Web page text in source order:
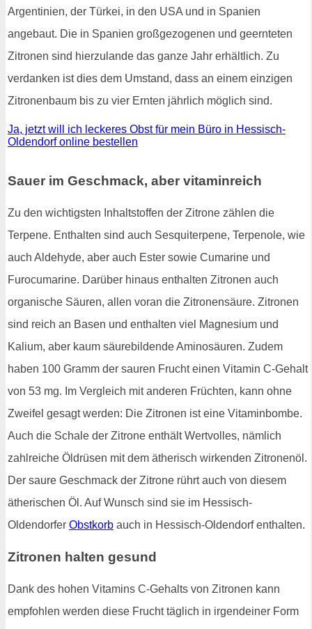
Argentinien, der Türkei, in den USA und in Spanien
angebaut. Die in Spanien großgezogenen und geernteten
Zitronen sind hierzulande das ganze Jahr erhältlich. Zu
verdanken ist dies dem Umstand, dass an einem einzigen
Zitronenbaum bis zu vier Ernten jährlich möglich sind.
Ja, jetzt will ich leckeres Obst für mein Büro in Hessisch-
Oldendorf online bestellen
Sauer im Geschmack, aber vitaminreich
Zu den wichtigsten Inhaltstoffen der Zitrone zählen die
Terpene. Enthalten sind auch Sesquiterpene, Terpenole, wie
auch Aldehyde, aber auch Ester sowie Cumarine und
Furocumarine. Darüber hinaus enthalten Zitronen auch
organische Säuren, allen voran die Zitronensäure. Zitronen
sind reich an Basen und enthalten viel Magnesium und
Kalium, aber kaum säurebildende Aminosäuren. Zudem
haben 100 Gramm der sauren Frucht einen Vitamin C-Gehalt
von 53 mg. Im Vergleich mit anderen Früchten, kann ohne
Zweifel gesagt werden: Die Zitronen ist eine Vitaminbombe.
Auch die Schale der Zitrone enthält Wertvolles, nämlich
zahlreiche Öldrüsen mit dem ätherisch wirkenden Zitronenöl.
Der saure Geschmack der Zitrone rührt auch von diesem
ätherischen Öl. Auf Wunsch sind sie im Hessisch-
Oldendorfer Obstkorb auch in Hessisch-Oldendorf enthalten.
Zitronen halten gesund
Dank des hohen Vitamins C-Gehalts von Zitronen kann
empfohlen werden diese Frucht täglich in irgendeiner Form